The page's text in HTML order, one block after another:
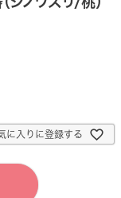
に入りに登録する